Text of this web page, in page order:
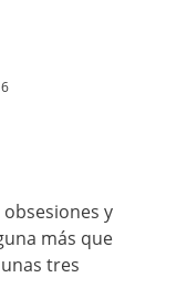
y
más que
tres